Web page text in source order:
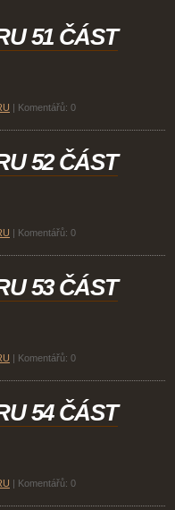
51 ČÁST
Komentářů: 0
52 ČÁST
Komentářů: 0
53 ČÁST
Komentářů: 0
54 ČÁST
Komentářů: 0